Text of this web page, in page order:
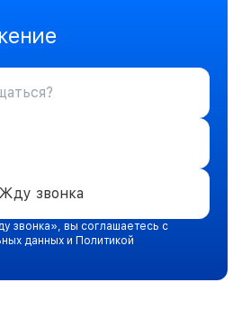
Жду звонка
звонка», вы соглашаетесь с
данных и Политикой